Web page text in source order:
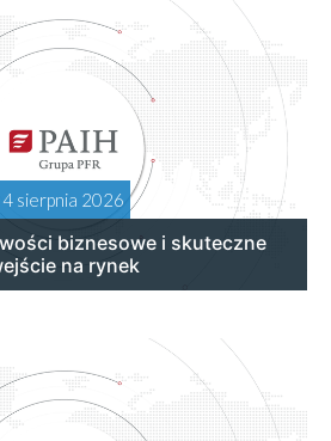
4 sierpnia 2026
biznesowe i skuteczne
na rynek